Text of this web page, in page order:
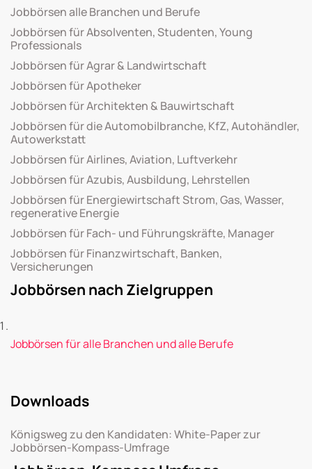
Jobbörsen alle Branchen und Berufe
Jobbörsen für Absolventen, Studenten, Young
Professionals
Jobbörsen für Agrar & Landwirtschaft
Jobbörsen für Apotheker
Jobbörsen für Architekten & Bauwirtschaft
Jobbörsen für die Automobilbranche, KfZ, Autohändler,
Autowerkstatt
Jobbörsen für Airlines, Aviation, Luftverkehr
Jobbörsen für Azubis, Ausbildung, Lehrstellen
Jobbörsen für Energiewirtschaft Strom, Gas, Wasser,
regenerative Energie
Jobbörsen für Fach- und Führungskräfte, Manager
Jobbörsen für Finanzwirtschaft, Banken,
Versicherungen
Jobbörsen nach Zielgruppen
Jobbörsen für alle Branchen und alle Berufe
Downloads
Königsweg zu den Kandidaten: White-Paper zur
Jobbörsen-Kompass-Umfrage